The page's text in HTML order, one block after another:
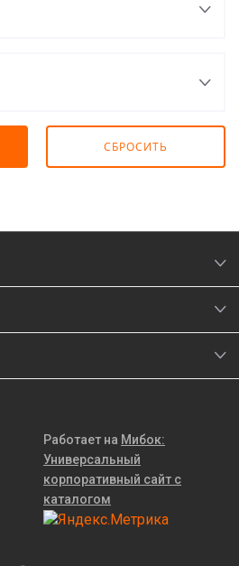
Работает на Мибок:
Универсальный
корпоративный сайт с
каталогом